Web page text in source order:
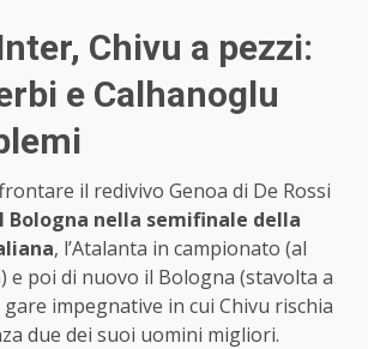
Chivu a pezzi:
e Calhanoglu
il redivivo Genoa di De Rossi
Bologna nella semifinale della
, l’Atalanta in campionato (al
e poi di nuovo il Bologna (stavolta a
impegnative in cui Chivu rischia
due dei suoi uomini migliori.